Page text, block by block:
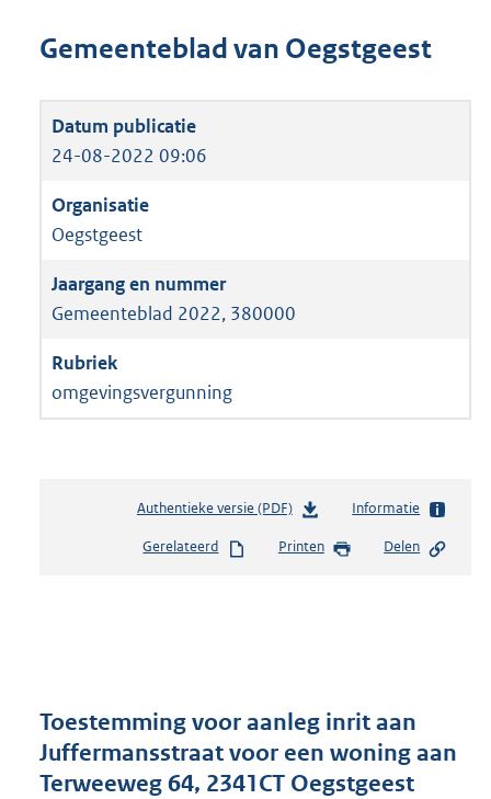
Gemeenteblad van Oegstgeest
24-08-2022 09:06
Oegstgeest
Gemeenteblad 2022, 380000
omgevingsvergunning
Authentieke versie (PDF)b
s
r
o
t
Informatie
Gerelateerd Printen Delen
Toestemming voor aanleg inrit aan
Juffermansstraat voor een woning aan
Terweeweg 64, 2341CT Oegstgeest